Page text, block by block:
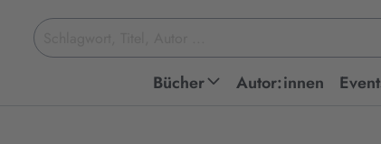
Suchbegriff
eingeben
Bücher Autor:innen